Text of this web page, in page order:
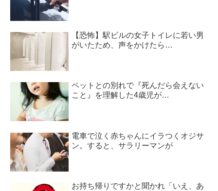
【恐怖】駅ビルの女子トイレに若い男
がいたため、声をかけたら…
ペットとの別れで『死んだら会えない
こと』を理解した4歳児が…
電車で泣く赤ちゃんにイラつくオジサ
ン。すると、サラリーマンが
お持ち帰りですかと聞かれ「いえ、あ